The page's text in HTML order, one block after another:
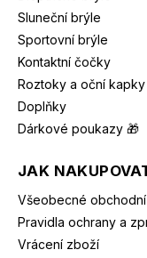
Sluneční brýle
Sportovní brýle
Kontaktní čočky
Roztoky a oční kapky
Doplňky
Dárkové poukazy 🎁
JAK
Všeobecné
Pravidla ochrany a
Vrácení zboží